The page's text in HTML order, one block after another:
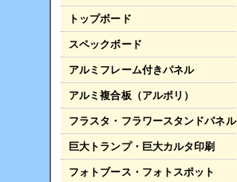
トップボード
スペックボード
アルミフレーム付きパネル
アルミ複合板（アルポリ）
フラスタ・フラワースタンドパネル
巨大トランプ・巨大カルタ印刷
フォトブース・フォトスポット